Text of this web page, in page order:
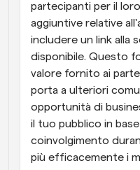
partecipanti per il
aggiuntive relative
includere un link alla
disponibile. Questo
valore fornito ai
porta a ulteriori
opportunità di
il tuo pubblico in
coinvolgimento
più efficacemente i